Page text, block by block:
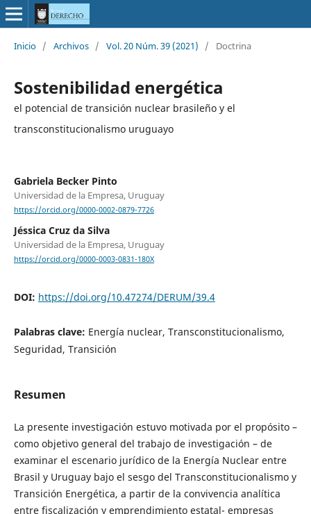
Inicio / Archivos / Vol. 20 Núm. 39 (2021) / Doctrina
Sostenibilidad energética
el potencial de transición nuclear brasileño y el
transconstitucionalismo uruguayo
Gabriela Becker Pinto
Universidad de la Empresa, Uruguay
https://orcid.org/0000-0002-0879-7726
Jéssica Cruz da Silva
Universidad de la Empresa, Uruguay
https://orcid.org/0000-0003-0831-180X
DOI: https://doi.org/10.47274/DERUM/39.4
Palabras clave: Energía nuclear, Transconstitucionalismo,
Seguridad, Transición
Resumen
La presente investigación estuvo motivada por el propósito –
como objetivo general del trabajo de investigación – de
examinar el escenario jurídico de la Energía Nuclear entre
Brasil y Uruguay bajo el sesgo del Transconstitucionalismo y
Transición Energética, a partir de la convivencia analítica
entre fiscalización y emprendimiento estatal- empresas